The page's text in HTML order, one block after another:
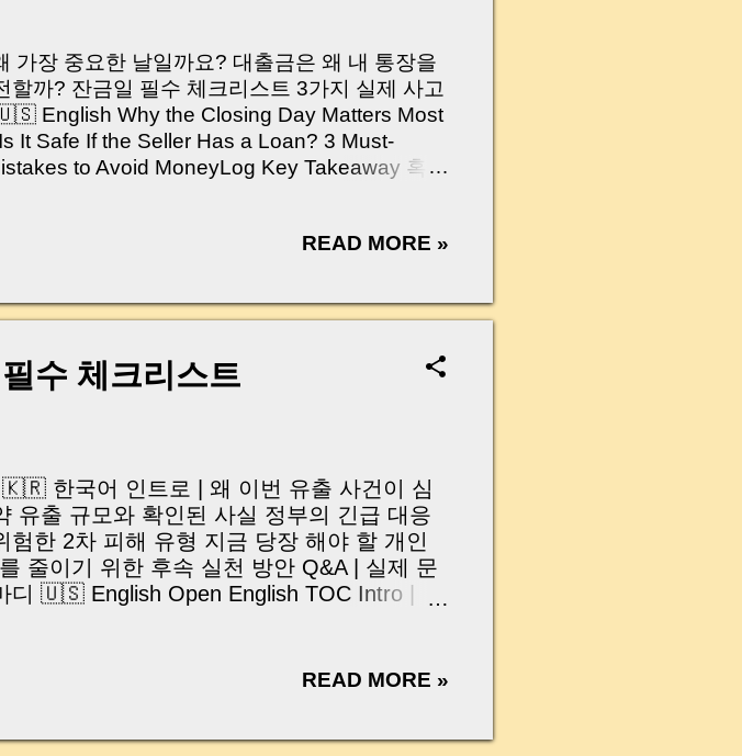
장 중요한 날일까요? 대출금은 왜 내 통장을
까? 잔금일 필수 체크리스트 3가지 실제 사고
English Why the Closing Day Matters Most
It Safe If the Seller Has a Loan? 3 Must-
to Avoid MoneyLog Key Takeaway 혹시
다. 실제로 제가 중개 현장에서 겪었던 일입니
. “내 대출인데 왜 내 통장으로 안 들어오죠?”
든 불안, 사실은 ‘구조’를 몰라서 생기는 걱정입
풀어드리겠습니다. 이 글 하나만 제대로 이해
like this? “Closing day…...
READ MORE »
수 체크리스트
🇰🇷 한국어 인트로 | 왜 이번 유출 사건이 심
유출 규모와 확인된 사실 정부의 긴급 대응
험한 2차 피해 유형 지금 당장 해야 할 개인
줄이기 위한 후속 실천 방안 Q&A | 실제 문
디 🇺🇸 English Open English TOC Intro |
Preventive Actions Q&A Closing | Intro · 왜
READ MORE »